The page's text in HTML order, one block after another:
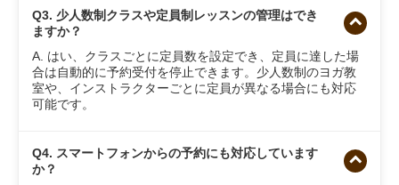
Q3. 少人数制クラスや定員制レッスンの管理はでき
ますか？
A. はい、クラスごとに定員数を設定でき、定員に達した場
合は自動的に予約受付を停止できます。少人数制のヨガ教
室や、インストラクターごとに定員が異なる場合にも対応
可能です。
Q4. スマートフォンからの予約にも対応しています
か？